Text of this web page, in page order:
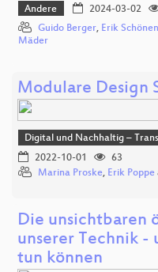
Andere 2024-03-02
Guido Berger, Erik
Mäder
Modulare Design
Digital und Nachhaltig –
2022-10-01
63
Marina Proske, Erik Poppe
Die unsichtbaren
unserer Technik -
tun können